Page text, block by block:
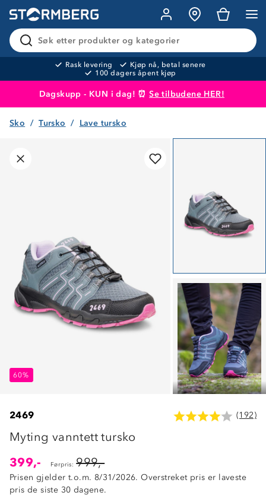
Søk etter produkter og kategorier
Rask levering
Kjøp nå, betal senere
100 dagers åpent kjøp
Dagskupp - KUN i dag! ⏰Se tilbudene HER!
Produktet er lagt i handlekurven
Sko Tursko Lave tursko
60% 60%
60%
2469 (192)
Myting vanntett tursko
399,-
Førpris: 999,-
Prisen gjelder t.o.m. 8/31/2026. Overstreket pris er laveste
pris de siste 30 dagene.